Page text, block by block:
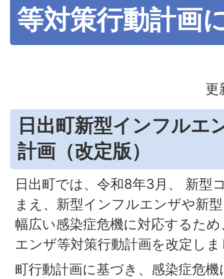
等対策行動計画
更
日出町新型インフルエ
計画（改定版）
日出町では、令和8年3月、 新型
まえ、新型インフルエンザや新
幅広い感染症危機に対応するた
エンザ等対策行動計画を改定し
町行動計画に基づき、感染症危